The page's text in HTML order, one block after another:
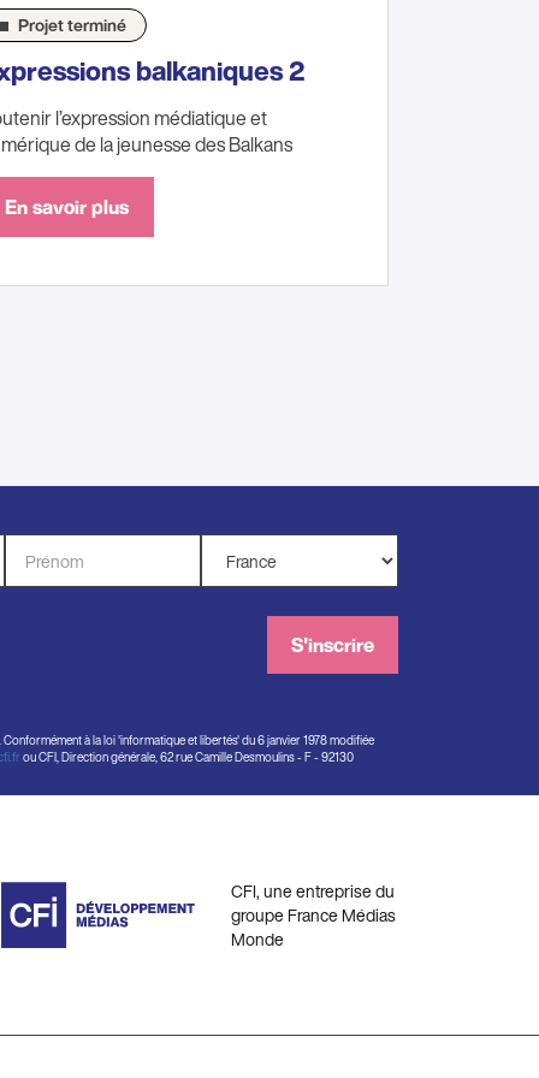
Projet terminé
balkaniques 2
l’expression médiatique et
de la jeunesse des Balkans
En savoir plus
Prénom
*
Pays
*
S'inscrire
à la loi 'informatique et libertés' du 6 janvier 1978 modifiée
ou CFI, Direction générale, 62 rue Camille Desmoulins - F - 92130
CFI, une entreprise du
groupe France Médias
Monde